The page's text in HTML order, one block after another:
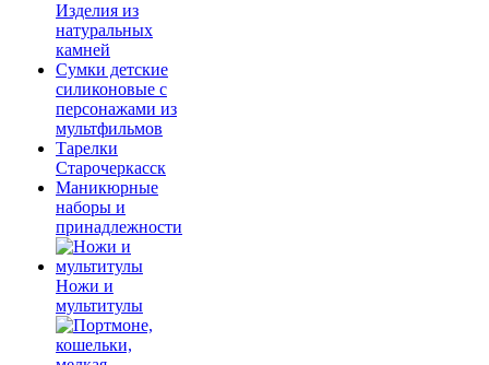
Изделия из
натуральных
камней
Сумки детские
силиконовые с
персонажами из
мультфильмов
Тарелки
Старочеркасск
Маникюрные
наборы и
принадлежности
Ножи и
мультитулы